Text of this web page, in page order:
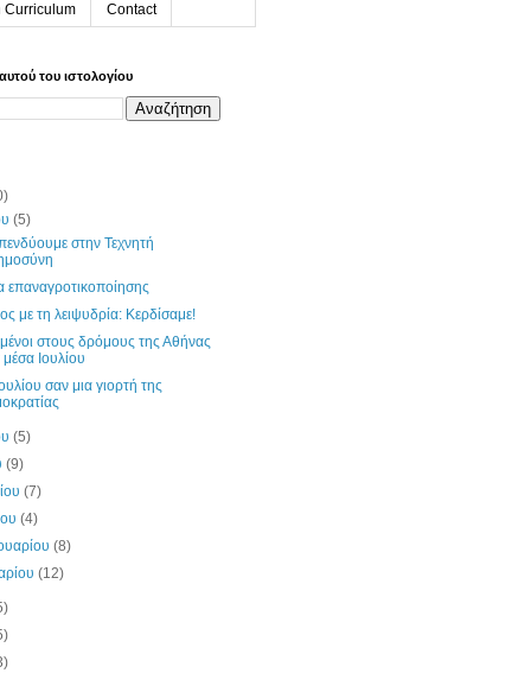
Curriculum Contact
του ιστολογίου
(5)
στην Τεχνητή
επαναγροτικοποίησης
με τη λειψυδρία: Κερδίσαμε!
στους δρόμους της Αθήνας
Ιουλίου
σαν μια γιορτή της
(5)
(9)
(7)
(4)
(8)
(12)